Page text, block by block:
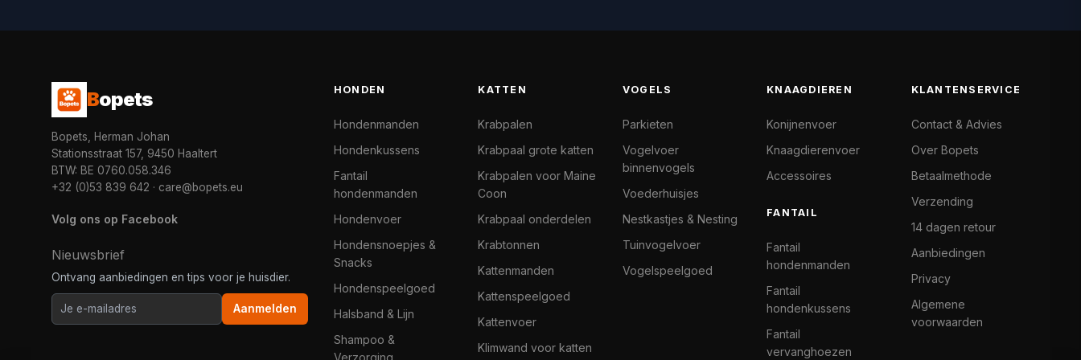
Bopets
Bopets, Herman Johan
Stationsstraat 157, 9450 Haaltert
BTW: BE 0760.058.346
+32 (0)53 839 642 · care@bopets.eu
Volg ons op Facebook
Nieuwsbrief
Ontvang aanbiedingen en tips voor je huisdier.
Aanmelden
HONDEN
Hondenmanden
Hondenkussens
Fantail
hondenmanden
Hondenvoer
Hondensnoepjes &
Snacks
Hondenspeelgoed
Halsband & Lijn
Shampoo &
Verzorging
KATTEN
Krabpalen
Krabpaal grote katten
Krabpalen voor Maine
Coon
Krabpaal onderdelen
Krabtonnen
Kattenmanden
Kattenspeelgoed
Kattenvoer
Klimwand voor katten
VOGELS
Parkieten
Vogelvoer
binnenvogels
Voederhuisjes
Nestkastjes & Nesting
Tuinvogelvoer
Vogelspeelgoed
KNAAGDIEREN
Konijnenvoer
Knaagdierenvoer
Accessoires
FANTAIL
Fantail
hondenmanden
Fantail
hondenkussens
Fantail
vervanghoezen
KLANTENSERVICE
Contact & Advies
Over Bopets
Betaalmethode
Verzending
14 dagen retour
Aanbiedingen
Privacy
Algemene
voorwaarden